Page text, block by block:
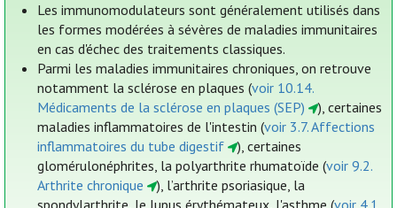
Les immunomodulateurs sont généralement utilisés dans
les formes modérées à sévères de maladies immunitaires
en cas d'échec des traitements classiques.
Parmi les maladies immunitaires chroniques, on retrouve
notamment la sclérose en plaques (voir 10.14.
Médicaments de la sclérose en plaques (SEP)
), certaines
maladies inflammatoires de l'intestin (voir 3.7. Affections
inflammatoires du tube digestif
), certaines
glomérulonéphrites, la polyarthrite rhumatoïde (voir 9.2.
Arthrite chronique
), l’arthrite psoriasique, la